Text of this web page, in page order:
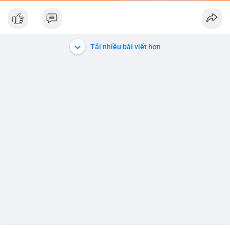
trong 24 giờ tới. Khối lượng 210 nghìn USD chưa đủ để xác
tiền lớn ở vùng giá hiện tại. Tránh hành động theo cảm tính,
hãy chờ xác nhận rõ ràng hơn từ các khối lượng chuyển động
Tải nhiều bài viết hơn